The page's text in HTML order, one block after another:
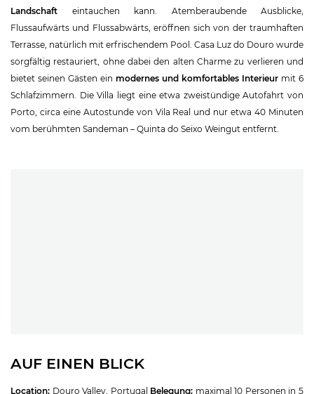
Landschaft eintauchen kann. Atemberaubende Ausblicke,
Flussaufwärts und Flussabwärts, eröffnen sich von der traumhaften
Terrasse, natürlich mit erfrischendem Pool. Casa Luz do Douro wurde
sorgfältig restauriert, ohne dabei den alten Charme zu verlieren und
bietet seinen Gästen ein modernes und komfortables Interieur mit 6
Schlafzimmern. Die Villa liegt eine etwa zweistündige Autofahrt von
Porto, circa eine Autostunde von Vila Real und nur etwa 40 Minuten
vom berühmten Sandeman – Quinta do Seixo Weingut entfernt.
AUF EINEN BLICK
Location: Douro Valley, Portugal Belegung: maximal 10 Personen in 5